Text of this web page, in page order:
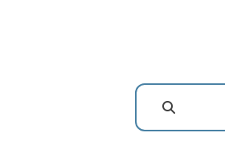
Nome da
Estado
Cidade